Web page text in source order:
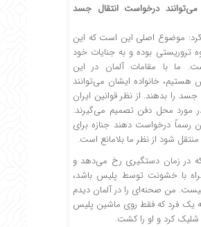
می‌توانند درخواست انتقال جسد
موضوع اصلی این است که این
تروریستی بوده و به جنایات خود
ما با مقامات آلمان در این
خانواده ایشان می‌توانند
را بدهند. از نظر قوانین ایران
مورد محل دفن تصمیم می‌گیرند.
رسماً درخواست دهند جنازه برای
شود از نظر ما بلامانع است.
در زمان دستگیری رخ می‌دهد و
با خشونت توسط پلیس باشد،
من صحنه‌ای را در آلمان دیدم
یک فرد که فقط روی ماشین پلیس
شلیک کرد و او را کشت.